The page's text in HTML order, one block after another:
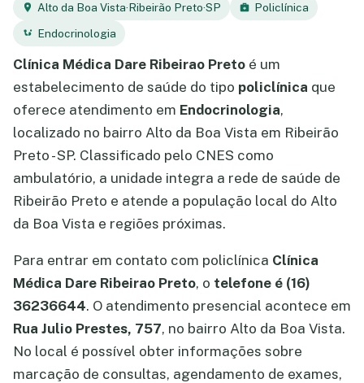
Alto da Boa Vista·Ribeirão Preto·SP
Policlínica
Endocrinologia
Clínica Médica Dare Ribeirao Preto é um
estabelecimento de saúde do tipo policlínica que
oferece atendimento em Endocrinologia,
localizado no bairro Alto da Boa Vista em Ribeirão
Preto - SP. Classificado pelo CNES como
ambulatório, a unidade integra a rede de saúde de
Ribeirão Preto e atende a população local do Alto
da Boa Vista e regiões próximas.
Para entrar em contato com policlínica Clínica
Médica Dare Ribeirao Preto, o telefone é (16)
36236644. O atendimento presencial acontece em
Rua Julio Prestes, 757, no bairro Alto da Boa Vista.
No local é possível obter informações sobre
marcação de consultas, agendamento de exames,